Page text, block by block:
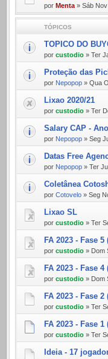
por Menta » Sáb
TÓPICOS
TOPICO DO
por custodio » Ter
Proteção das
por Nepopop » Qua
Lixao 2020/21
por custodio » Ter
Salary CAP -
por Nepopop » Seg
Datas Free
por Nepopop » Ter
Coletânea
por Cotovelo » Seg
Lixao SL
por custodio » Ter
FA 2023 - Fase 5
por custodio » Dom
FA 2023 - Fase
por custodio » Dom
FA 2023 - Fase 2
por custodio » Ter
FA 2023 - Fase
por custodio » Ter
Ideia - 17